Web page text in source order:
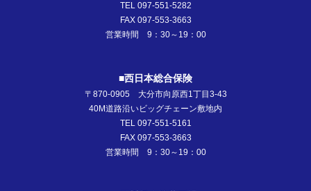
TEL 097-551-5282
FAX 097-553-3663
営業時間 9：30～19：00
■西日本総合保険
〒870-0905 大分市向原西1丁目3-43
40M道路沿いビッグチェーン敷地内
TEL 097-551-5161
FAX 097-553-3663
営業時間 9：30～19：00